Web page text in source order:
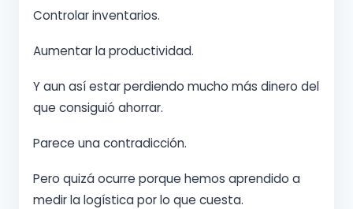
Controlar inventarios.
Aumentar la productividad.
Y aun así estar perdiendo mucho más dinero del
que consiguió ahorrar.
Parece una contradicción.
Pero quizá ocurre porque hemos aprendido a
medir la logística por lo que cuesta.